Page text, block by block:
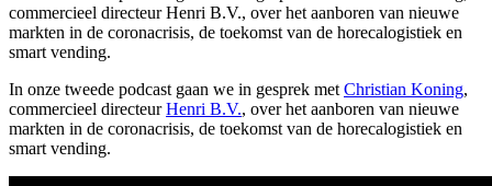
commercieel directeur Henri B.V., over het aanboren van nieuwe
markten in de coronacrisis, de toekomst van de horecalogistiek en
smart vending.
In onze tweede podcast gaan we in gesprek met Christian Koning,
commercieel directeurHenri B.V., over het aanboren van nieuwe
markten in de coronacrisis, de toekomst van de horecalogistiek en
smart vending.